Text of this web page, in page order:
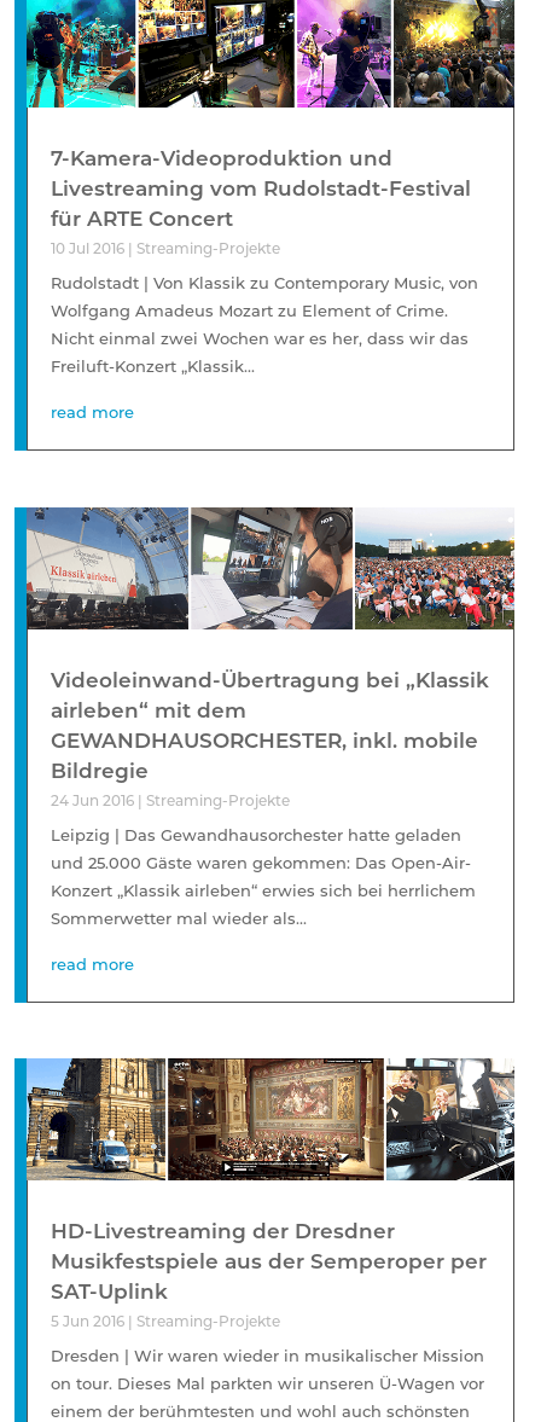
7-Kamera-Videoproduktion und
Livestreaming vom Rudolstadt-Festival
für ARTE Concert
10 Jul 2016 | Streaming-Projekte
Rudolstadt | Von Klassik zu Contemporary Music, von
Wolfgang Amadeus Mozart zu Element of Crime.
Nicht einmal zwei Wochen war es her, dass wir das
Freiluft-Konzert „Klassik...
read more
Videoleinwand-Übertragung bei „Klassik
airleben“ mit dem
GEWANDHAUSORCHESTER, inkl. mobile
Bildregie
24 Jun 2016 | Streaming-Projekte
Leipzig | Das Gewandhausorchester hatte geladen
und 25.000 Gäste waren gekommen: Das Open-Air-
Konzert „Klassik airleben“ erwies sich bei herrlichem
Sommerwetter mal wieder als...
read more
HD-Livestreaming der Dresdner
Musikfestspiele aus der Semperoper per
SAT-Uplink
5 Jun 2016 | Streaming-Projekte
Dresden | Wir waren wieder in musikalischer Mission
on tour. Dieses Mal parkten wir unseren Ü-Wagen vor
einem der berühmtesten und wohl auch schönsten